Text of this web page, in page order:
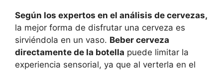
Según los expertos en el análisis de cervezas,
la mejor forma de disfrutar una cerveza es
sirviéndola en un vaso. Beber cerveza
directamente de la botella puede limitar la
experiencia sensorial, ya que al verterla en el